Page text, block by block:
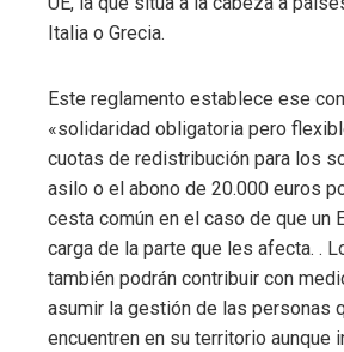
Italia o Grecia.
Este reglamento establece ese
«solidaridad obligatoria pero
cuotas de redistribución para los
asilo o el abono de 20.000 euros
cesta común en el caso de que un
carga de la parte que les afecta. .
también podrán contribuir con
asumir la gestión de las personas
encuentren en su territorio aunque